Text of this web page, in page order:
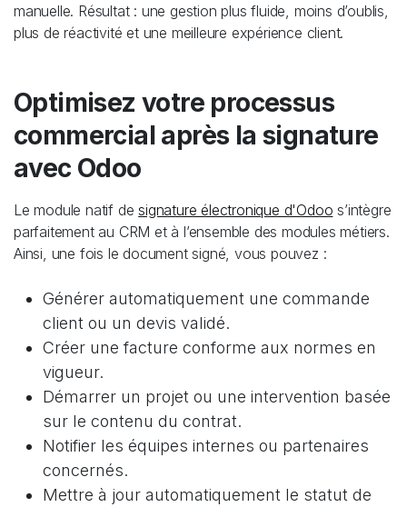
manuelle. Résultat : une gestion plus fluide, moins d’oublis,
plus de réactivité et une meilleure expérience client.
Optimisez votre processus
commercial après la signature
avec Odoo
Le module natif designature électronique d'Odoo s’intègre
parfaitement au CRM et à l’ensemble des modules métiers.
Ainsi, une fois le document signé, vous pouvez :
Générer automatiquement une commande
client ou un devis validé.
Créer une facture conforme aux normes en
vigueur.
Démarrer un projet ou une intervention basée
sur le contenu du contrat.
Notifier les équipes internes ou partenaires
concernés.
Mettre à jour automatiquement le statut de